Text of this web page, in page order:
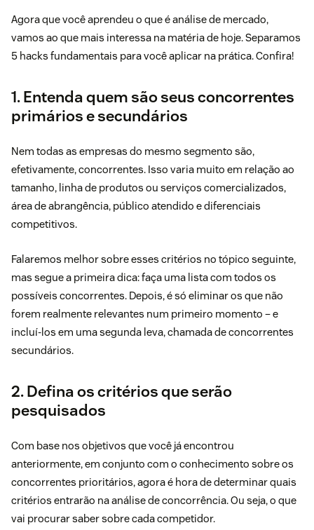
Agora que você aprendeu o que é análise de mercado,
vamos ao que mais interessa na matéria de hoje. Separamos
5 hacks fundamentais para você aplicar na prática. Confira!
1. Entenda quem são seus concorrentes
primários e secundários
Nem todas as empresas do mesmo segmento são,
efetivamente, concorrentes. Isso varia muito em relação ao
tamanho, linha de produtos ou serviços comercializados,
área de abrangência, público atendido e diferenciais
competitivos.
Falaremos melhor sobre esses critérios no tópico seguinte,
mas segue a primeira dica: faça uma lista com todos os
possíveis concorrentes. Depois, é só eliminar os que não
forem realmente relevantes num primeiro momento – e
incluí-los em uma segunda leva, chamada de concorrentes
secundários.
2. Defina os critérios que serão
pesquisados
Com base nos objetivos que você já encontrou
anteriormente, em conjunto com o conhecimento sobre os
concorrentes prioritários, agora é hora de determinar quais
critérios entrarão na análise de concorrência. Ou seja, o que
vai procurar saber sobre cada competidor.